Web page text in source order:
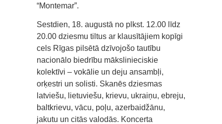
“Montemar”.
Sestdien, 18. augustā no plkst. 12.00 līdz
20.00 dziesmu tiltus ar klausītājiem kopīgi
cels Rīgas pilsētā dzīvojošo tautību
nacionālo biedrību mākslinieciskie
kolektīvi – vokālie un deju ansambļi,
orķestri un solisti. Skanēs dziesmas
latviešu, lietuviešu, krievu, ukraiņu, ebreju,
baltkrievu, vācu, poļu, azerbaidžānu,
jakutu un citās valodās. Koncerta